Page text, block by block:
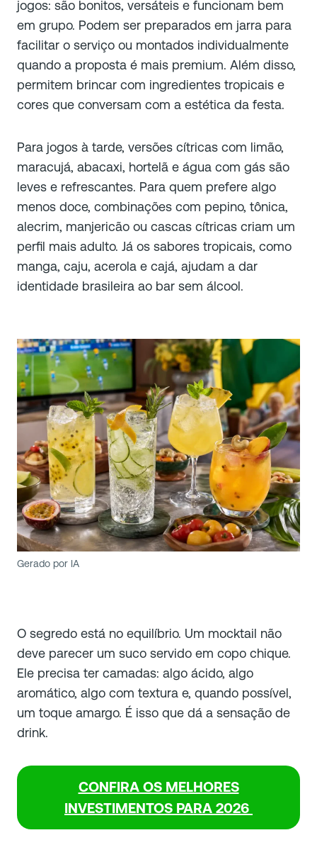
jogos: são bonitos, versáteis e funcionam bem
em grupo. Podem ser preparados em jarra para
facilitar o serviço ou montados individualmente
quando a proposta é mais premium. Além disso,
permitem brincar com ingredientes tropicais e
cores que conversam com a estética da festa.
Para jogos à tarde, versões cítricas com limão,
maracujá, abacaxi, hortelã e água com gás são
leves e refrescantes. Para quem prefere algo
menos doce, combinações com pepino, tônica,
alecrim, manjericão ou cascas cítricas criam um
perfil mais adulto. Já os sabores tropicais, como
manga, caju, acerola e cajá, ajudam a dar
identidade brasileira ao bar sem álcool.
Gerado por IA
O segredo está no equilíbrio. Um mocktail não
deve parecer um suco servido em copo chique.
Ele precisa ter camadas: algo ácido, algo
aromático, algo com textura e, quando possível,
um toque amargo. É isso que dá a sensação de
drink.
CONFIRA OS MELHORES
INVESTIMENTOS PARA 2026